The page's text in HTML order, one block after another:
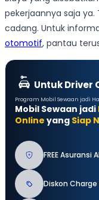
pekerjaannya saja
cadang. Untuk
otomotif, pantau
Untuk Driver
Program Mobil Sewaan jadi
Mobil Sewaan jadi
Online yang Siap
FREE Asuransi
Diskon Charge